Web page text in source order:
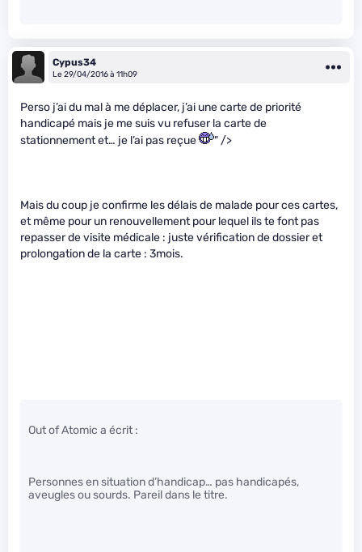
Cypus34
Le 29/04/2016 à 11h09
Perso j’ai du mal à me déplacer, j’ai une carte de priorité
handicapé mais je me suis vu refuser la carte de
stationnement et… je l’ai pas reçue
" />
Mais du coup je confirme les délais de malade pour ces cartes,
et même pour un renouvellement pour lequel ils te font pas
repasser de visite médicale : juste vérification de dossier et
prolongation de la carte : 3mois.
Out of Atomic a écrit :
Personnes en situation d’handicap… pas handicapés,
aveugles ou sourds. Pareil dans le titre.